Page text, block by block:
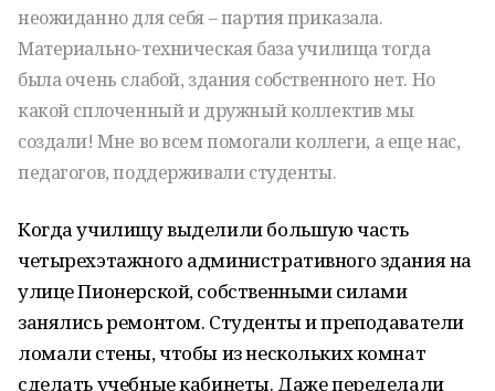
неожиданно для себя – партия приказала.
Материально-техническая база училища тогда
была очень слабой, здания собственного нет. Но
какой сплоченный и дружный коллектив мы
создали! Мне во всем помогали коллеги, а еще нас,
педагогов, поддерживали студенты.
Когда училищу выделили большую часть
четырехэтажного административного здания на
улице Пионерской, собственными силами
занялись ремонтом. Студенты и преподаватели
ломали стены, чтобы из нескольких комнат
сделать учебные кабинеты. Даже переделали